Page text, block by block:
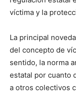
víctima y la
La principal
del concepto de
sentido, la norma
estatal por cuanto
a otros colectivos